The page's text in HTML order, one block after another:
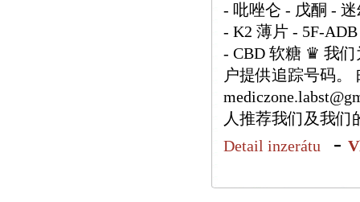
- 吡唑仑 - 戊酮 -
- K2 薄片 - 5F-
- CBD 软糖 ♛ 我们
户提供追踪号码。
人推荐我们及我们
Detail inzerátu
-